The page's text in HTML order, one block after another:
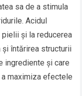
sa de a stimula
Acidul
și la reducerea
și întărirea structurii
ingrediente și care
maximiza efectele